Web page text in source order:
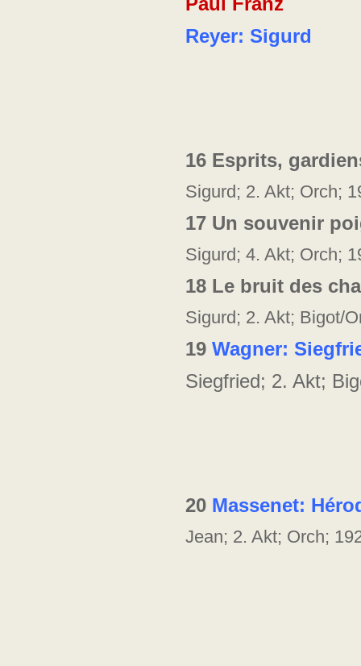
Reyer: Sigurd
16 Esprits,
Sigurd; 2. Akt; Orch;
17 Un souvenir
Sigurd; 4. Akt; Orch;
18 Le bruit des
Sigurd; 2. Akt; Bigot/
19 Wagner:
Siegfried; 2. Akt;
20 Massenet:
Jean; 2. Akt; Orch;